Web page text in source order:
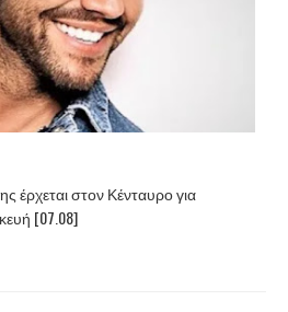
έρχεται στον Κένταυρο για
[07.08]